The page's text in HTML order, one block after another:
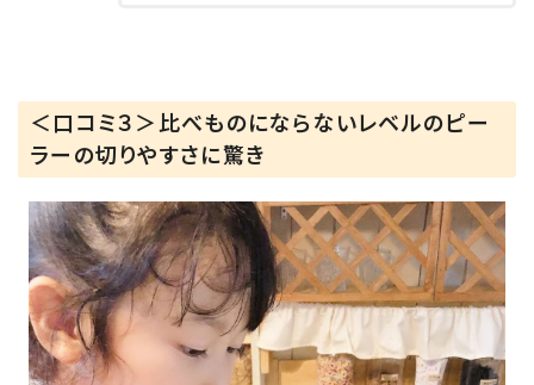
＜口コミ３＞比べものにならないレベルのピー
ラーの切りやすさに驚き